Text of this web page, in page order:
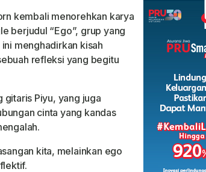
kembali menorehkan karya
berjudul “Ego”, grup yang
menghadirkan kisah
refleksi yang begitu
gitaris Piyu, yang juga
cinta yang kandas
kita, melainkan ego